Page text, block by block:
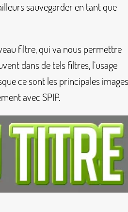
sauvegarder en tant que
filtre, qui va nous permettre
dans de tels filtres, l’usage
ce sont les principales images
avec SPIP.